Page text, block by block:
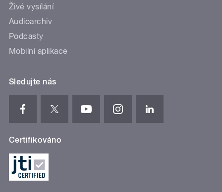
Živé vysílání
Audioarchiv
Podcasty
Mobilní aplikace
Sledujte nás
Certifikováno